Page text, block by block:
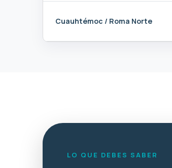
Cuauhtémoc / Roma Norte
LO QUE DEBES SABER